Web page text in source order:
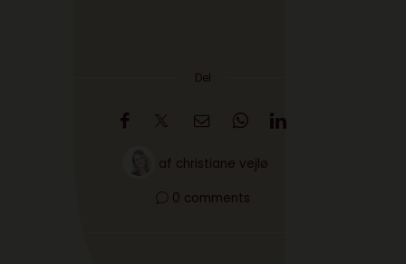
Del
af christiane vejlø
0 comments